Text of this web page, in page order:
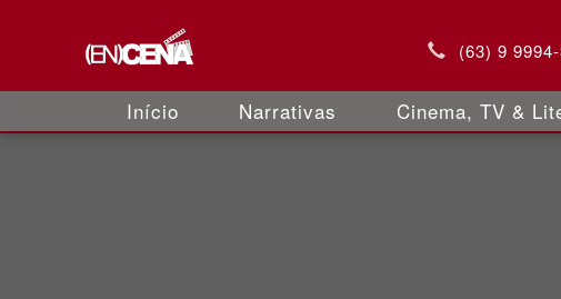
(63) 9
Início Narrativas Cinema, TV &